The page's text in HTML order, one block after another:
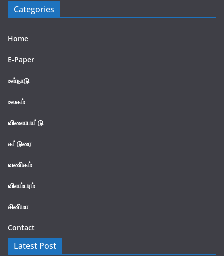
Categories
Home
E-Paper
உள்நாடு
உலகம்
விளையாட்டு
கட்டுரை
வணிகம்
விளம்பரம்
சினிமா
Contact
Latest Post